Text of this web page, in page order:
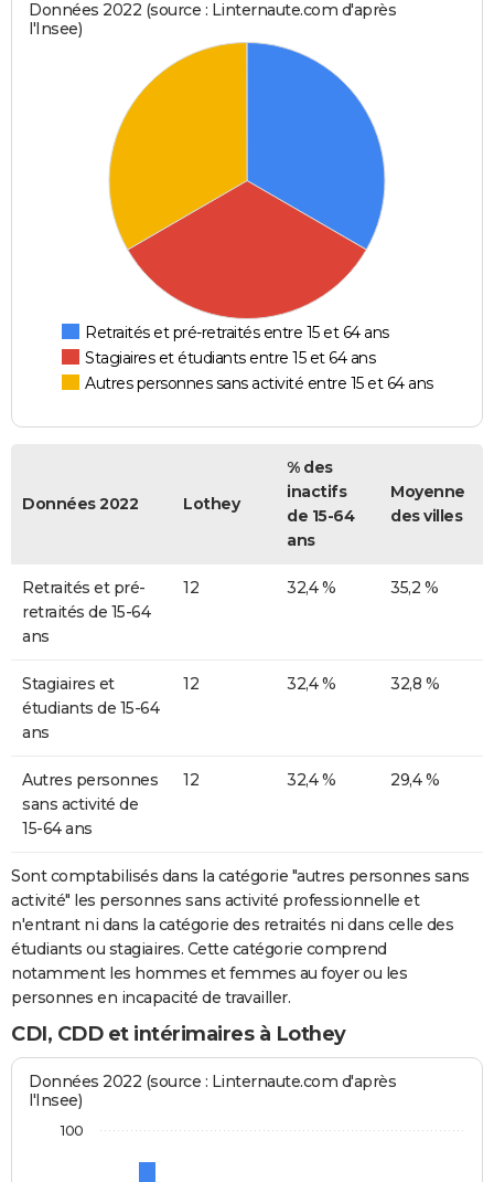
Données 2022 (source : Linternaute.com d'après
l'Insee)
Retraités et pré-retraités entre 15 et 64 ans
Stagiaires et étudiants entre 15 et 64 ans
Autres personnes sans activité entre 15 et 64 ans
Données 2022 Lothey
% des
inactifs
de 15-64
ans
Moyenne
des villes
Retraités et pré-
retraités de 15-64
ans
12 32,4 % 35,2 %
Stagiaires et
étudiants de 15-64
ans
12 32,4 % 32,8 %
Autres personnes
sans activité de
15-64 ans
12 32,4 % 29,4 %
Sont comptabilisés dans la catégorie "autres personnes sans
activité" les personnes sans activité professionnelle et
n'entrant ni dans la catégorie des retraités ni dans celle des
étudiants ou stagiaires. Cette catégorie comprend
notamment les hommes et femmes au foyer ou les
personnes en incapacité de travailler.
CDI, CDD et intérimaires à Lothey
Données 2022 (source : Linternaute.com d'après
l'Insee)
100